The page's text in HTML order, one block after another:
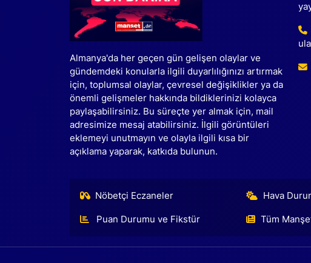
Almanya'da her geçen gün gelişen olaylar ve
gündemdeki konularla ilgili duyarlılığınızı artırmak
için, toplumsal olaylar, çevresel değişiklikler ya da
önemli gelişmeler hakkında bildiklerinizi kolayca
paylaşabilirsiniz. Bu süreçte yer almak için, mail
adresimize mesaj atabilirsiniz. İlgili görüntüleri
eklemeyi unutmayın ve olayla ilgili kısa bir
açıklama yaparak, katkıda bulunun.
Nöbetçi Eczaneler Hava
Puan Durumu ve Fikstür Tüm